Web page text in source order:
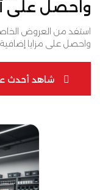
واحصل على
استفد من العروض الخاصة
واحصل على مزايا
شاهد أحدث
شاهد أحدث